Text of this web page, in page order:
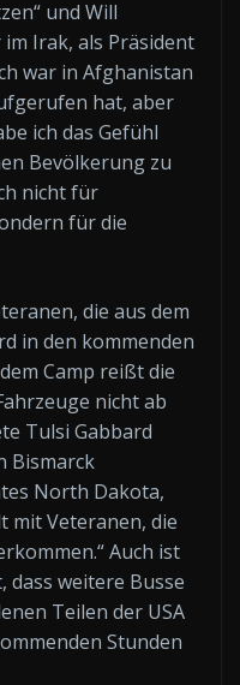
und Will
Irak, als Präsident
war in Afghanistan
hat, aber
ich das Gefühl
Bevölkerung zu
nicht für
für die
die aus dem
in den kommenden
Camp reißt die
nicht ab
Tulsi Gabbard
Bismarck
North Dakota,
mit Veteranen, die
Auch ist
dass weitere Busse
Teilen der USA
Stunden